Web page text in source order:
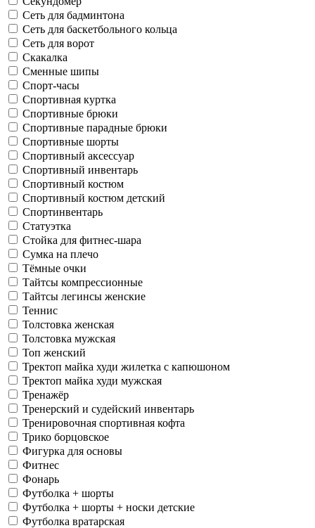
Сеть для бадминтона
Сеть для баскетбольного кольца
Сеть для ворот
Скакалка
Сменные шипы
Спорт-часы
Спортивная куртка
Спортивные брюки
Спортивные парадные брюки
Спортивные шорты
Спортивный аксессуар
Спортивный инвентарь
Спортивный костюм
Спортивный костюм детский
Спортинвентарь
Статуэтка
Стойка для фитнес-шара
Сумка на плечо
Тёмные очки
Тайтсы компрессионные
Тайтсы легинсы женские
Теннис
Толстовка женская
Толстовка мужская
Топ женский
Тректоп майка худи жилетка с капюшоном
Тректоп майка худи мужская
Тренажёр
Тренерский и судейский инвентарь
Тренировочная спортивная кофта
Трико борцовское
Фигурка для основы
Фитнес
Фонарь
Футболка + шорты
Футболка + шорты + носки детские
Футболка вратарская